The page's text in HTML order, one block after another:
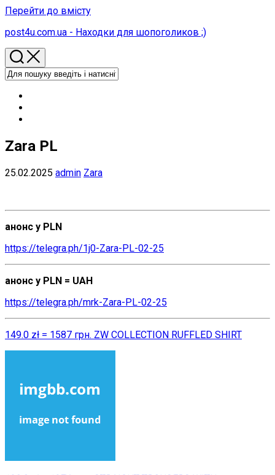
Перейти до вмісту
post4u.com.ua - Находки для шопоголиков ;)
Zara PL
25.02.2025 admin Zara
анонс у PLN
https://telegra.ph/1j0-Zara-PL-02-25
анонс у PLN = UAH
https://telegra.ph/mrk-Zara-PL-02-25
149.0 zł = 1587 грн. ZW COLLECTION RUFFLED SHIRT